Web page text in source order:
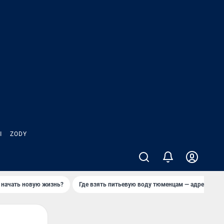
ZODY
начать новую жизнь? Где взять питьевую воду тюменцам — адреса